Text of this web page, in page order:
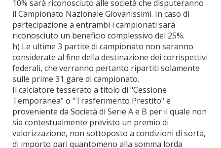
10% sarà riconosciuto alle società che disputeranno
il Campionato Nazionale Giovanissimi. In caso di
partecipazione a entrambi i campionati sarà
riconosciuto un beneficio complessivo del 25%.
h) Le ultime 3 partite di campionato non saranno
considerate al fine della destinazione dei corrispettivi
federali, che verranno pertanto ripartiti solamente
sulle prime 31 gare di campionato.
Il calciatore tesserato a titolo di "Cessione
Temporanea" o "Trasferimento Prestito" e
proveniente da Società di Serie A e B per il quale non
sia contestualmente previsto un premio di
valorizzazione, non sottoposto a condizioni di sorta,
di importo pari quantomeno alla somma lorda